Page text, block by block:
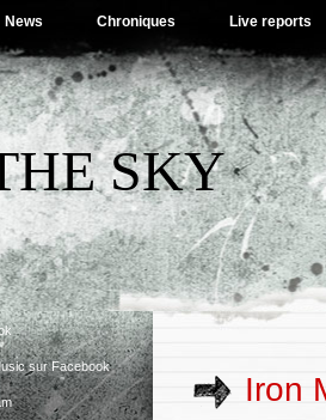
News Chroniques Live reports
SKY
sur Facebook
Iron